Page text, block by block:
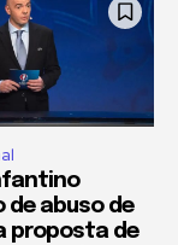
de abuso de
proposta de